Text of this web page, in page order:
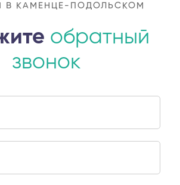
В КАМЕНЦЕ-ПОДОЛЬСКОМ
обратный
звонок